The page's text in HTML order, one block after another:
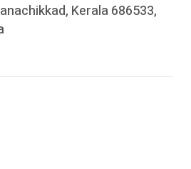
Kerala 686533,